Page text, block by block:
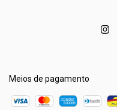
Meios de pagamento